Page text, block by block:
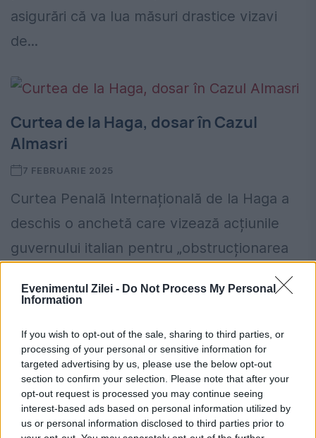
Evenimentul Zilei - Do Not Process My Personal
Information
If you wish to opt-out of the sale, sharing to third parties, or
processing of your personal or sensitive information for
targeted advertising by us, please use the below opt-out
section to confirm your selection. Please note that after your
opt-out request is processed you may continue seeing
interest-based ads based on personal information utilized by
us or personal information disclosed to third parties prior to
asigurări că va lua măsuri drastice vizavi
de...
Curtea de la Haga, dosar în Cazul
Almasri
7 FEBRUARIE 2025
Curtea Penală Internațională de la Haga a
deschis o anchetă care vizează acțiunile
guvernului italian pentru „obstrucționarea
administrării justiției în temeiul articolului 70
din Statutul de la Roma” în legătură...